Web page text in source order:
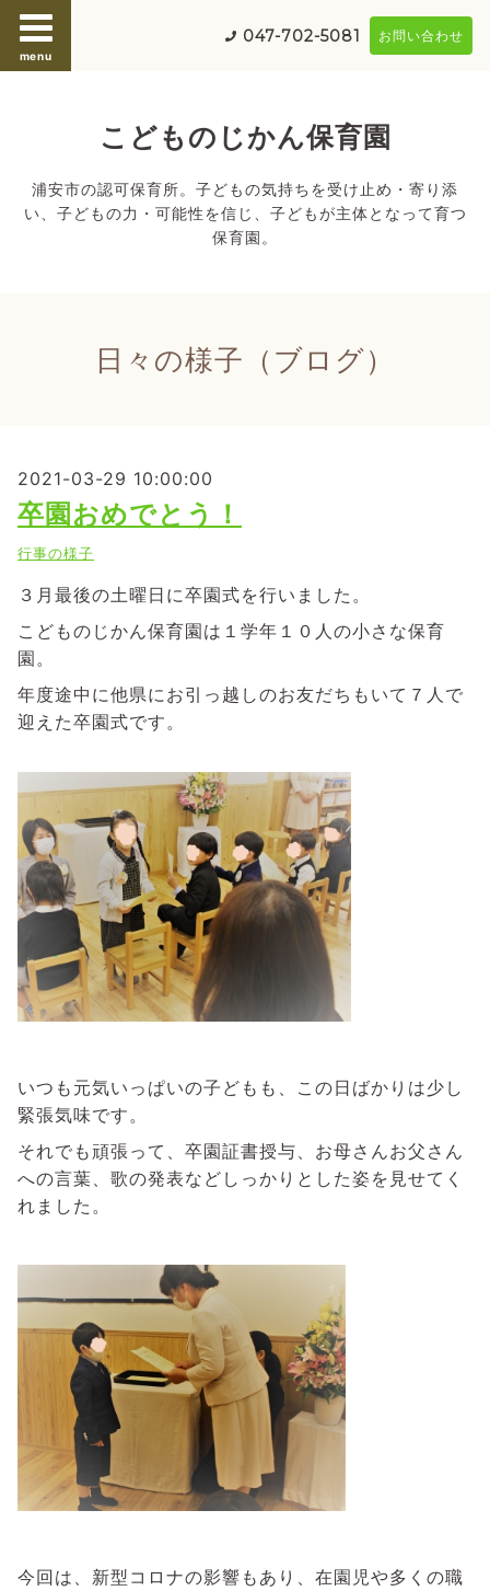
menu
047-702-5081 お問い合わせ
こどものじかん保育園
浦安市の認可保育所。子どもの気持ちを受け止め・寄り添
い、子どもの力・可能性を信じ、子どもが主体となって育つ
保育園。
日々の様子（ブログ）
2021-03-29 10:00:00
卒園おめでとう！
行事の様子
３月最後の土曜日に卒園式を行いました。
こどものじかん保育園は１学年１０人の小さな保育
園。
年度途中に他県にお引っ越しのお友だちもいて７人で
迎えた卒園式です。
いつも元気いっぱいの子どもも、この日ばかりは少し
緊張気味です。
それでも頑張って、卒園証書授与、お母さんお父さん
への言葉、歌の発表などしっかりとした姿を見せてく
れました。
今回は、新型コロナの影響もあり、在園児や多くの職